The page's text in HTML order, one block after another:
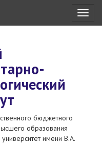
бюджетного
образования
имени В.А.